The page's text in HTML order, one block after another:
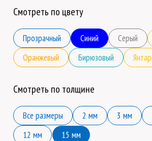
Смотреть по цвету
Прозрачный Синий Серый
Оранжевый
Бирюзовый
Смотреть по толщине
Все размеры 2 мм 3 мм
12 мм
15 мм